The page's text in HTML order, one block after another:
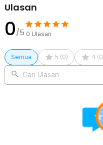
Ulasan
0/5 0 Ulasan
Semua 5 (0) 4 (0
Cari Ulasan